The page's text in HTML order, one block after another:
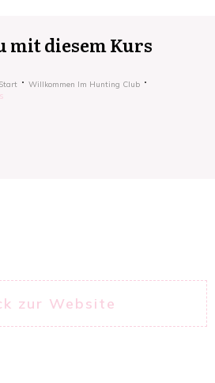
mit diesem Kurs
Start Willkommen Im Hunting Club
zur Website